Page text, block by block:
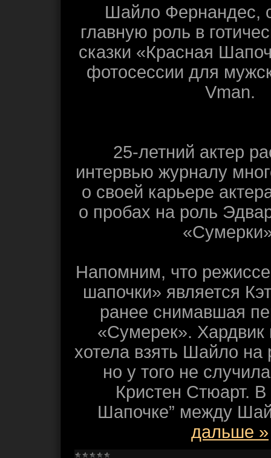
Шайло Фернандес,
главную роль в
сказки «Красная
фотосессии для
Vman.
25-летний актер
интервью журналу
о своей карьере
о пробах на роль
Напомним, что
шапочки» является
ранее снимавшая
«Сумерек». Хардвик
хотела взять Шайло на
но у того не
Кристен Стюарт.
Шапочке” между
дальше »